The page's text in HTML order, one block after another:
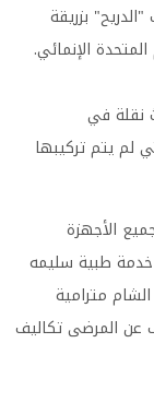
بزريقة
الإنمائي.
نقلة في
لم يتم تركيبها
الأجهزة
طبية سليمه
مترامية
عن المرضى تكاليف